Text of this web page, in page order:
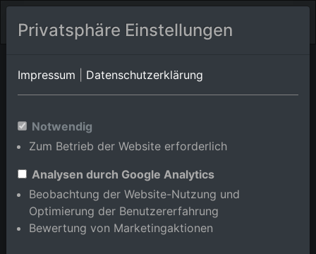
Weisweil Baden-Württemberg
Luftbildalbum von Welzheim in
Baden-Württemberg,
Deutschland
Privatsphäre Einstellungen
Impressum Datenschutzerklärung
Notwendig
Zum Betrieb der Website erforderlich
Analysen durch Google Analytics
Beobachtung der Website-Nutzung und
Optimierung der Benutzererfahrung
Bewertung von Marketingaktionen